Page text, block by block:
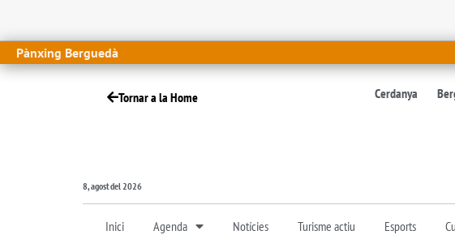
Pànxing Berguedà
Tornar a la Home Cerdanya
8, agost del 2026
Inici Agenda Notícies Turisme actiu Esports